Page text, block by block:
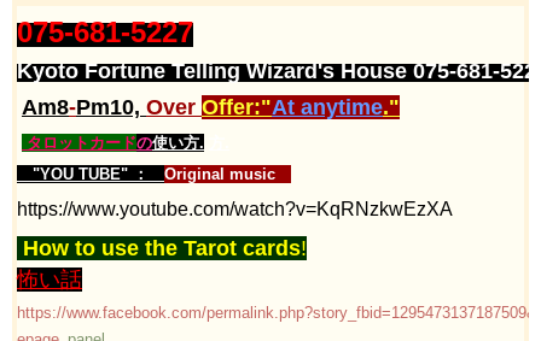
​​075-681-5227​​
​Kyoto Fortune Telling Wizard's House 075-681-
Am8-Pm10, Over Offer:"At anytime."
タロットカードの使い方.
"YOU TUBE" ： Original music
https://www.youtube.com/watch?v=KqRNzkwEzXA
How to use the Tarot cards!
怖い話​​
https://www.facebook.com/